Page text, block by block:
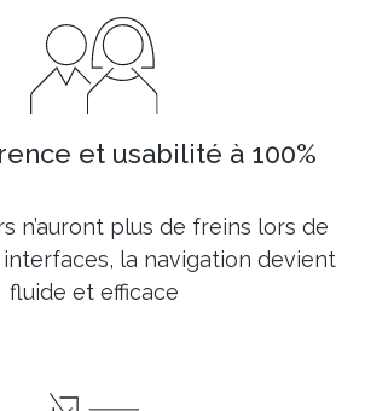
et usabilité à 100%
n’auront plus de freins lors de
interfaces, la navigation devient
fluide et efficace